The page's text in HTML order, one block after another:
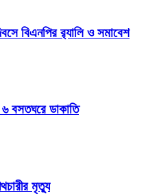
বিএনপির র‌্যালি ও সমাবেশ
৬ বসতঘরে ডাকাতি
মৃত্যু